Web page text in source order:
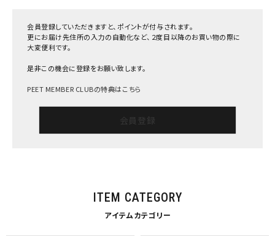
会員登録していただきますと、ポイントが付与されます。
更にお届け先住所の入力の自動化など、２度目以降のお買い物の際に
大変便利です。
是非この機会に登録をお願い致します。
PEET MEMBER CLUBの特典はこちら
会員登録
ITEM CATEGORY
アイテムカテゴリー